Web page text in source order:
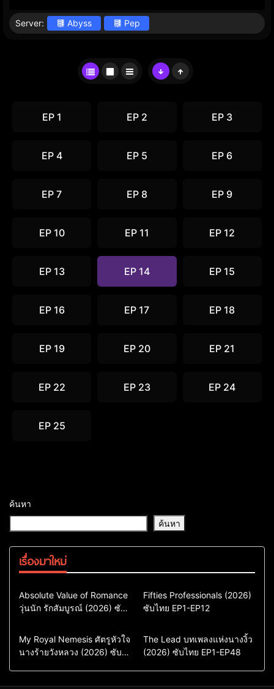
Server: Abyss Pep
EP 1 EP 2 EP 3
EP 4 EP 5 EP 6
EP 7 EP 8 EP 9
EP 10 EP 11 EP 12
EP 13 EP 14 EP 15
EP 16 EP 17 EP 18
EP 19 EP 20 EP 21
EP 22 EP 23 EP 24
EP 25
ค้นหา
ค้นหา
เรื่องมาใหม่
Comedy
Drama
ซีรี่ย์เกาหลี
ซีรี่ย์เกาหลีพากย์ไทย
Absolute Value of Romance
วุ่นนัก รักสัมบูรณ์ (2026) ซับ
Action & Adventure
Comedy
Drama
ซีรี่ย์เกาหลีซับไทย
Fifties Professionals (2026)
ซับไทย EP1-EP12
Comedy
Drama
Sci-Fi & Fantasy
My Royal Nemesis ศัตรูหัวใจ
นางร้ายวังหลวง (2026) ซับ
Drama
ซีรี่ย์จีน
ซีรี่ย์จีนซับไทย
The Lead บทเพลงแห่งนางงิ้ว
(2026) ซับไทย EP1-EP48